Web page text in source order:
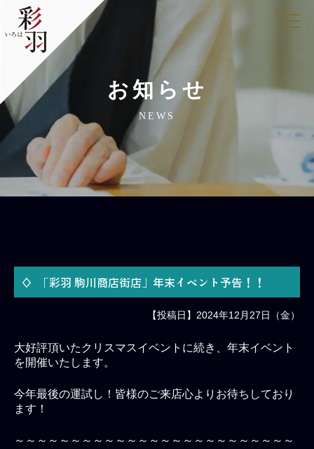
お知らせ
NEWS
「彩羽 駒川商店街店」年末イベント予告！！
【投稿日】2024年12月27日（金）
大好評頂いたクリスマスイベントに続き、年末イベント
を開催いたします。
今年最後の運試し！皆様のご来店心よりお待ちしており
ます！
～～～～～～～～～～～～～～～～～～～～～～～～～